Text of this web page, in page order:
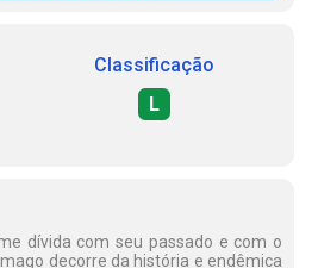
Classificação
L
dívida com seu passado e com o
decorre da história e endêmica